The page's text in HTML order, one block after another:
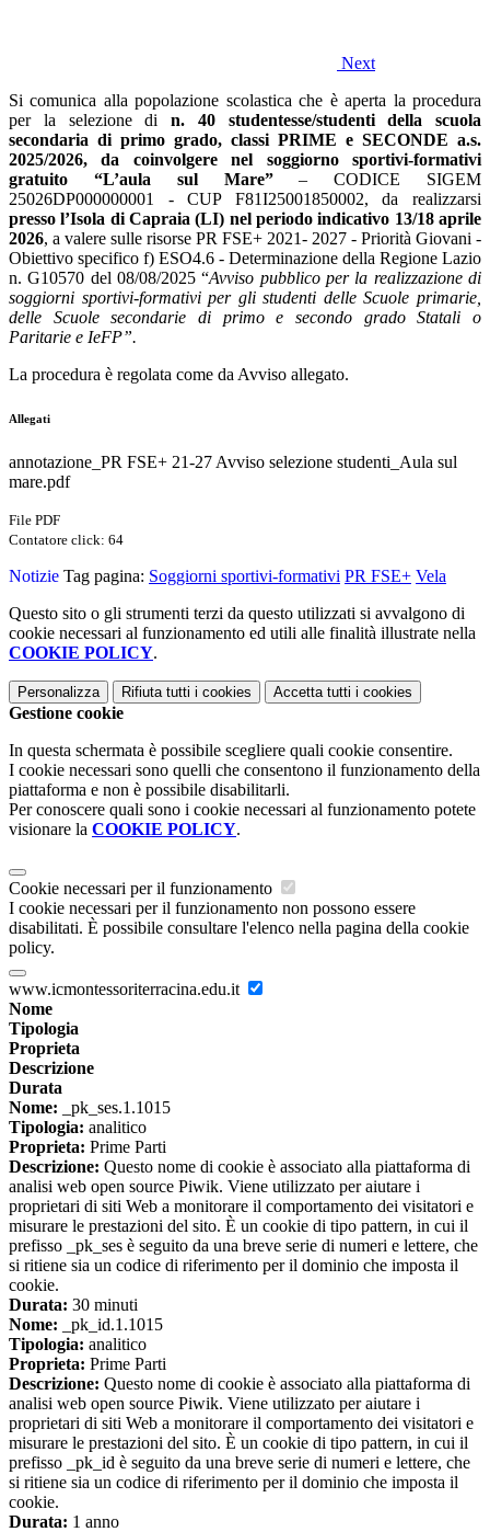
Next
Si comunica alla popolazione scolastica che è aperta la procedura
per la selezione di n. 40 studentesse/studenti della scuola
secondaria di primo grado, classi PRIME e SECONDE a.s.
2025/2026, da coinvolgere nel soggiorno sportivi-formativi
gratuito “L’aula sul Mare”– CODICE SIGEM
25026DP000000001 - CUP F81I25001850002, da realizzarsi
presso l’Isola di Capraia (LI) nel periodo indicativo 13/18 aprile
2026, a valere sulle risorse PR FSE+ 2021- 2027 - Priorità Giovani -
Obiettivo specifico f) ESO4.6 - Determinazione della Regione Lazio
n. G10570 del 08/08/2025 “Avviso pubblico per la realizzazione di
soggiorni sportivi-formativi per gli studenti delle Scuole primarie,
delle Scuole secondarie di primo e secondo grado Statali o
Paritarie e IeFP”.
La procedura è regolata come da Avviso allegato.
Allegati
annotazione_PR FSE+ 21-27 Avviso selezione studenti_Aula sul
mare.pdf
File PDF
Contatore click: 64
Notizie Tag pagina: Soggiorni sportivi-formativi PR FSE+ Vela
Questo sito o gli strumenti terzi da questo utilizzati si avvalgono di
cookie necessari al funzionamento ed utili alle finalità illustrate nella
COOKIE POLICY.
Personalizza Rifiuta tutti i cookies Accetta tutti i cookies
Gestione cookie
In questa schermata è possibile scegliere quali cookie consentire.
I cookie necessari sono quelli che consentono il funzionamento della
piattaforma e non è possibile disabilitarli.
Per conoscere quali sono i cookie necessari al funzionamento potete
visionare la COOKIE POLICY.
Cookie necessari per il funzionamento
I cookie necessari per il funzionamento non possono essere
disabilitati. È possibile consultare l'elenco nella pagina della cookie
policy.
www.icmontessoriterracina.edu.it
Nome
Tipologia
Proprieta
Descrizione
Durata
Nome: _pk_ses.1.1015
Tipologia: analitico
Proprieta: Prime Parti
Descrizione: Questo nome di cookie è associato alla piattaforma di
analisi web open source Piwik. Viene utilizzato per aiutare i
proprietari di siti Web a monitorare il comportamento dei visitatori e
misurare le prestazioni del sito. È un cookie di tipo pattern, in cui il
prefisso _pk_ses è seguito da una breve serie di numeri e lettere, che
si ritiene sia un codice di riferimento per il dominio che imposta il
cookie.
Durata: 30 minuti
Nome: _pk_id.1.1015
Tipologia: analitico
Proprieta: Prime Parti
Descrizione: Questo nome di cookie è associato alla piattaforma di
analisi web open source Piwik. Viene utilizzato per aiutare i
proprietari di siti Web a monitorare il comportamento dei visitatori e
misurare le prestazioni del sito. È un cookie di tipo pattern, in cui il
prefisso _pk_id è seguito da una breve serie di numeri e lettere, che
si ritiene sia un codice di riferimento per il dominio che imposta il
cookie.
Durata: 1 anno